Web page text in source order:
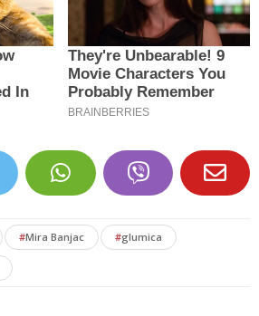
#Mira Banjac #glumica